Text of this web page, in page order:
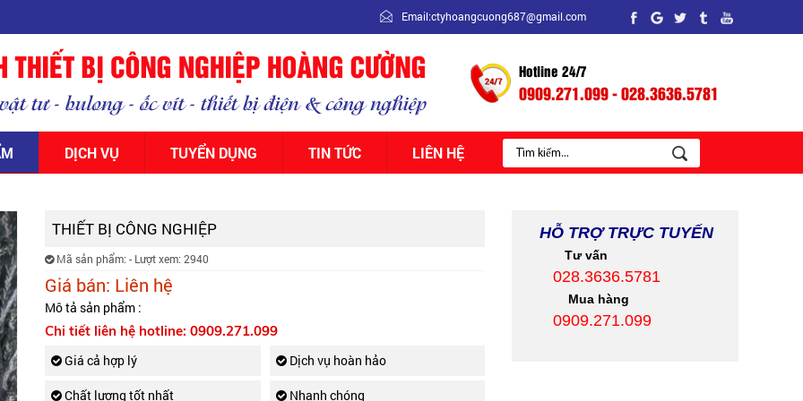
Email:ctyhoangcuong687@gmail.com
Hotline 24/7
0909.271.099 - 028.3636.5781
DỊCH VỤ TUYỂN DỤNG TIN TỨC LIÊN HỆ
THIẾT BỊ CÔNG NGHIỆP
Mã sản phẩm: - Lượt xem: 2940
Giá bán: Liên hệ
Mô tả sản phẩm :
Chi tiết liên hệ hotline:0909.271.099
Giá cả hợp lý
Dịch vụ hoàn hảo
Chất lượng tốt nhất Nhanh chóng
HỖ TRỢ TRỰC TUYẾN
Tư vấn
028.3636.5781
Mua hàng
0909.271.099